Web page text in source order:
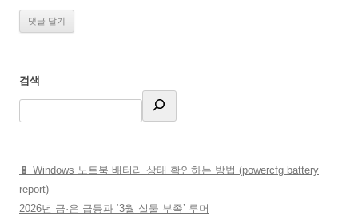
검색
🔋 Windows 노트북 배터리 상태 확인하는 방법 (powercfg battery
report)
2026년 금·은 급등과 ‘3월 실물 부족’ 루머